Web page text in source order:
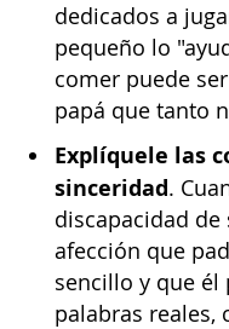
dedicados a
pequeño lo
comer puede
papá que tanto
Explíquele las
sinceridad.
discapacidad
afección que
sencillo y que
palabras reales,